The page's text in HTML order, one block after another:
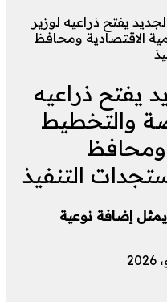
يفتح ذراعيه لوزير
الاقتصادية ومحافظ
يفتح ذراعيه
والتخطيط
ومحافظ
التنفيذ
إضافة نوعية